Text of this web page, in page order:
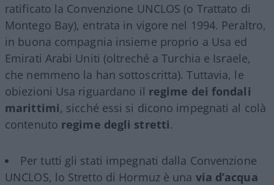
ratificato la Convenzione UNCLOS (o Trattato di
Montego Bay), entrata in vigore nel 1994. Peraltro,
in buona compagnia insieme proprio a Usa ed
Emirati Arabi Uniti (oltreché a Turchia e Israele,
che nemmeno la han sottoscritta). Tuttavia, le
obiezioni Usa riguardano il regime dei fondali
marittimi, sicché essi si dicono impegnati al colà
contenuto regime degli stretti.
Per tutti gli stati impegnati dalla Convenzione
UNCLOS, lo Stretto di Hormuz è una via d’acqua